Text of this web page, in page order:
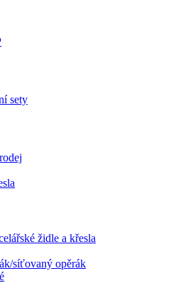
sety
židle a křesla
síťovaný opěrák